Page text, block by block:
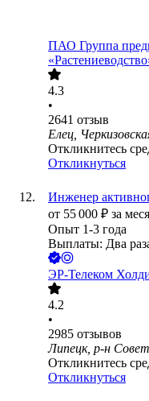
ПАО Группа
4.3
•
2641 отзыв
Елец,
Откликнитесь
Откликнуться
Инженер
от 55 000 ₽ за
Опыт 1-3 года
Выплаты: Два
ЭР-Телеком
4.2
•
2985 отзывов
Липецк, р-н
Откликнитесь
Откликнуться